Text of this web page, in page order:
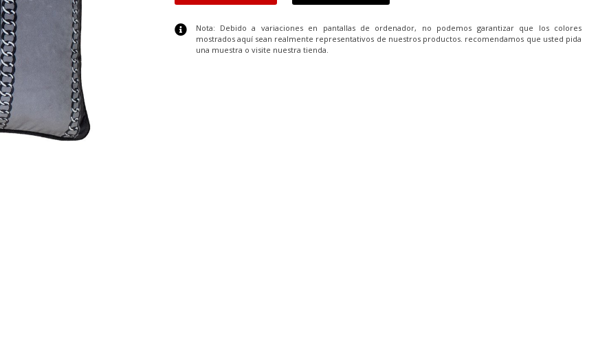
Nota: Debido a variaciones en pantallas de ordenador, no podemos garantizar que los colores
mostrados aquí sean realmente representativos de nuestros productos. recomendamos que usted pida
una muestra o visite nuestra tienda.